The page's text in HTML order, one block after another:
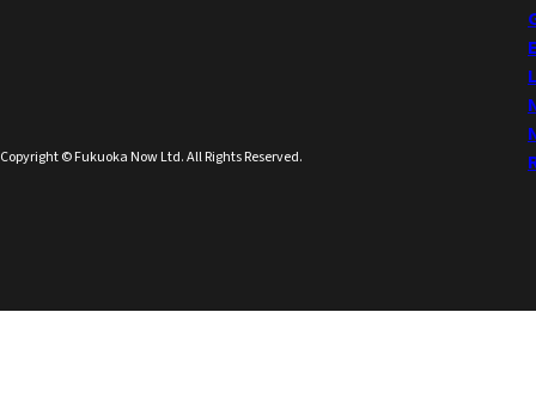
Copyright © Fukuoka Now Ltd. All Rights Reserved.